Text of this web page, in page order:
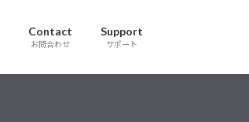
Contact
お問合わせ
Support
サポート